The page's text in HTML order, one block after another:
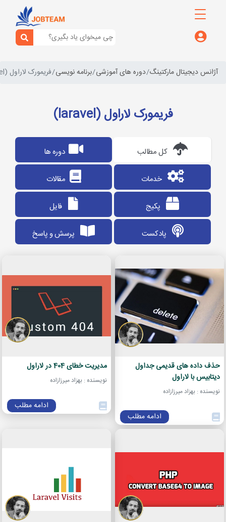
آژانس دیجیتال مارکتینگ دوره های آموزشی برنامه نویسی فریمورک لاراول (laravel)
فریمورک لاراول (laravel)
کل مطالب دوره ها
خدمات مقالات
پکیج فایل
پادکست پرسش و پاسخ
حذف داده های قدیمی جداول
دیتابیس با لاراول
نویسنده : بهزاد میرزازاده
ادامه مطلب
مدیریت خطای 404 در لاراول
نویسنده : بهزاد میرزازاده
ادامه مطلب